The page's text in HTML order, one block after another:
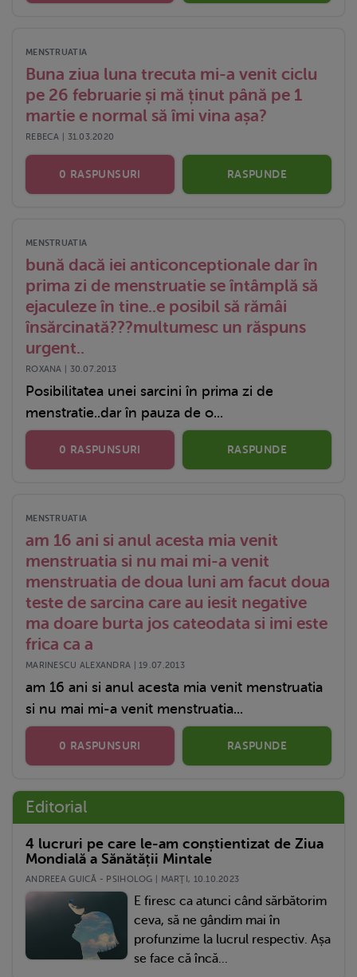
MENSTRUATIA
Buna ziua luna trecuta mi-a venit ciclu
pe 26 februarie și mă ținut până pe 1
martie e normal să îmi vina așa?
REBECA | 31.03.2020
0 RASPUNSURI RASPUNDE
MENSTRUATIA
bună dacă iei anticonceptionale dar în
prima zi de menstruatie se întâmplă să
ejaculeze în tine..e posibil să rămâi
însărcinată???multumesc un răspuns
urgent..
ROXANA | 30.07.2013
Posibilitatea unei sarcini în prima zi de
menstratie..dar în pauza de o...
0 RASPUNSURI RASPUNDE
MENSTRUATIA
am 16 ani si anul acesta mia venit
menstruatia si nu mai mi-a venit
menstruatia de doua luni am facut doua
teste de sarcina care au iesit negative
ma doare burta jos cateodata si imi este
frica ca a
MARINESCU ALEXANDRA | 19.07.2013
am 16 ani si anul acesta mia venit menstruatia
si nu mai mi-a venit menstruatia...
0 RASPUNSURI RASPUNDE
Editorial
4 lucruri pe care le-am conștientizat de Ziua
Mondială a Sănătății Mintale
ANDREEA GUICĂ - PSIHOLOG | MARŢI, 10.10.2023
E firesc ca atunci când sărbătorim
ceva, să ne gândim mai în
profunzime la lucrul respectiv. Așa
se face că încă...